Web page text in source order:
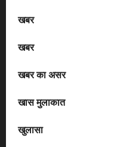
खबर
खबर
खबर का असर
खास मुलाकात
खुलासा